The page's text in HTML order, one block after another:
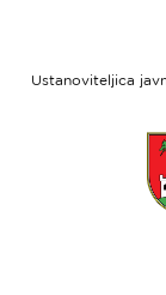
Ustanoviteljica